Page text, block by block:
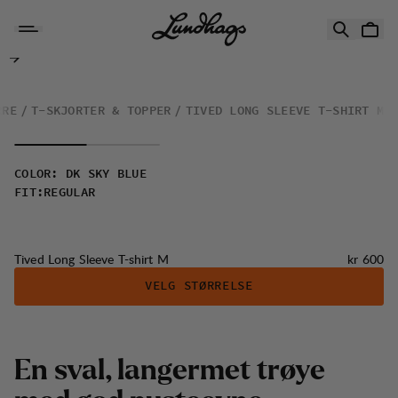
Tived Long Sleeve T-shirt M
T-SKJORTER & TOPPER TIVED LONG SLEEVE T-SHIRT M
COLOR :
DK SKY BLUE
FIT: REGULAR
Tived Long Sleeve T-shirt M Pris:
kr 600
VELG STØRRELSE
En sval, langermet trøye